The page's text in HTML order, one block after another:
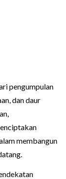
pengumpulan
dan daur
membangun